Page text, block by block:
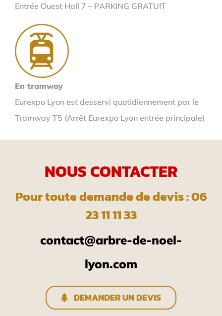
Entrée Ouest Hall 7 – PARKING GRATUIT
En tramway
Eurexpo Lyon est desservi quotidiennement par le
Tramway T5 (Arrêt Eurexpo Lyon entrée principale)
NOUS CONTACTER
Pour toute demande de devis : 06
23 11 11 33
contact@arbre-de-noel-
lyon.com
DEMANDER UN DEVIS